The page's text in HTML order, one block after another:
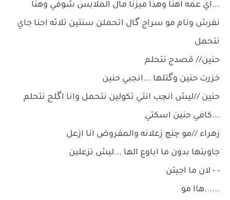
...اي عمه اهنا وهذا ميزنا مال الملابس شوفي وهنا
نفرش ونام مو سراج گال اتحملن سنتين تلاثه احنا جاي
نتحمل
حنين// قصدج نتحلم
خزرت حنين وگتلها ...انجبي حنين
حنين //ليش انچب انتي تكولين نتحمل وانا اگلج نتحلم
...كافي حنين اسكتي
زهراء //مو چنچ زعلانه والمفروض انا ازعل
جاوبتها بدون ما اباوع الها ...ليش تزعلين
- - لان ما اجيتن
......هاا مو